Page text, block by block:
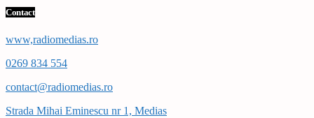
Contact
www,radiomedias.ro
0269 834 554
contact@radiomedias.ro
Strada Mihai Eminescu nr 1, Medias